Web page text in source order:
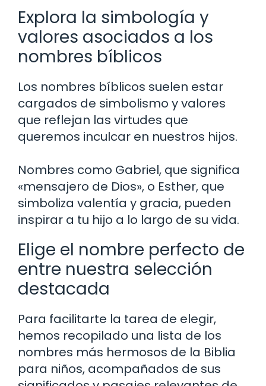
Explora la simbología y
valores asociados a los
nombres bíblicos
Los nombres bíblicos suelen estar
cargados de simbolismo y valores
que reflejan las virtudes que
queremos inculcar en nuestros hijos.
Nombres como Gabriel, que significa
«mensajero de Dios», o Esther, que
simboliza valentía y gracia, pueden
inspirar a tu hijo a lo largo de su vida.
Elige el nombre perfecto de
entre nuestra selección
destacada
Para facilitarte la tarea de elegir,
hemos recopilado una lista de los
nombres más hermosos de la Biblia
para niños, acompañados de sus